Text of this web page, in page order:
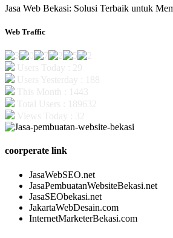
Jasa Web Bekasi: Solusi Terbaik untuk
Web Traffic
coorperate link
JasaWebSEO.net
JasaPembuatanWebsiteBekasi.net
JasaSEObekasi.net
JakartaWebDesain.com
InternetMarketerBekasi.com